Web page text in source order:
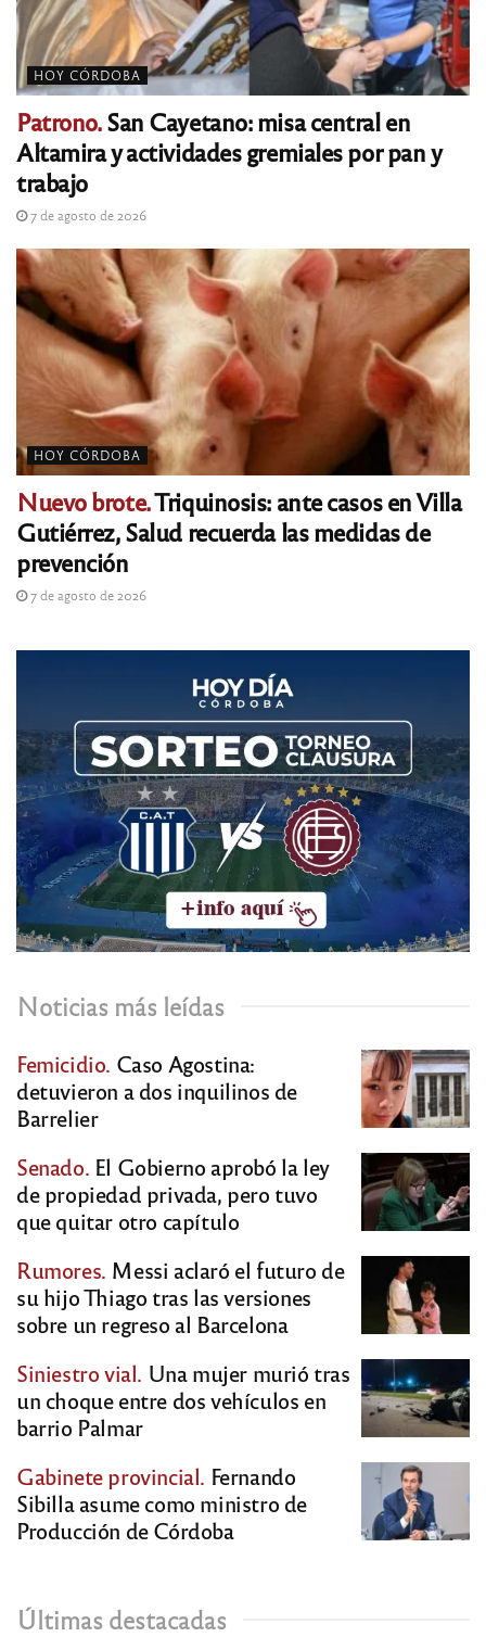
HOY CÓRDOBA
Patrono.San Cayetano: misa central en
Altamira y actividades gremiales por pan y
trabajo
7 de agosto de 2026
HOY CÓRDOBA
Nuevo brote.Triquinosis: ante casos en Villa
Gutiérrez, Salud recuerda las medidas de
prevención
7 de agosto de 2026
Noticias más leídas
Femicidio. Caso Agostina:
detuvieron a dos inquilinos de
Barrelier
Senado. El Gobierno aprobó la ley
de propiedad privada, pero tuvo
que quitar otro capítulo
Rumores. Messi aclaró el futuro de
su hijo Thiago tras las versiones
sobre un regreso al Barcelona
Siniestro vial. Una mujer murió tras
un choque entre dos vehículos en
barrio Palmar
Gabinete provincial. Fernando
Sibilla asume como ministro de
Producción de Córdoba
Últimas destacadas